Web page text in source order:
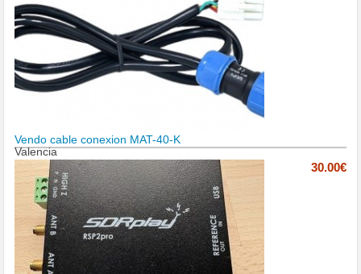
Vendo cable conexion MAT-40-K
Valencia
30.00€